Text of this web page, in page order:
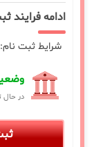
ادامه فرایند
شرایط ثبت نام:
در حال